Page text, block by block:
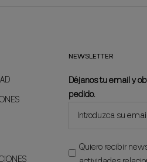
NEWSLETTER
Déjanos tu email y
pedido.
Quiero recibir